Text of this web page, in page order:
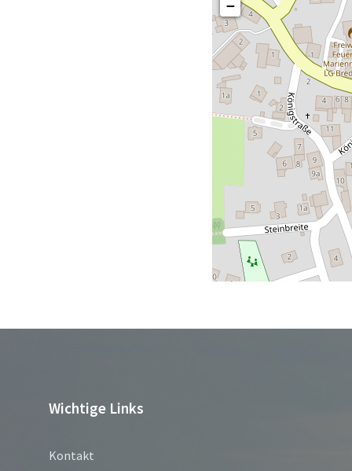
−
Wichtige Links
Kontakt